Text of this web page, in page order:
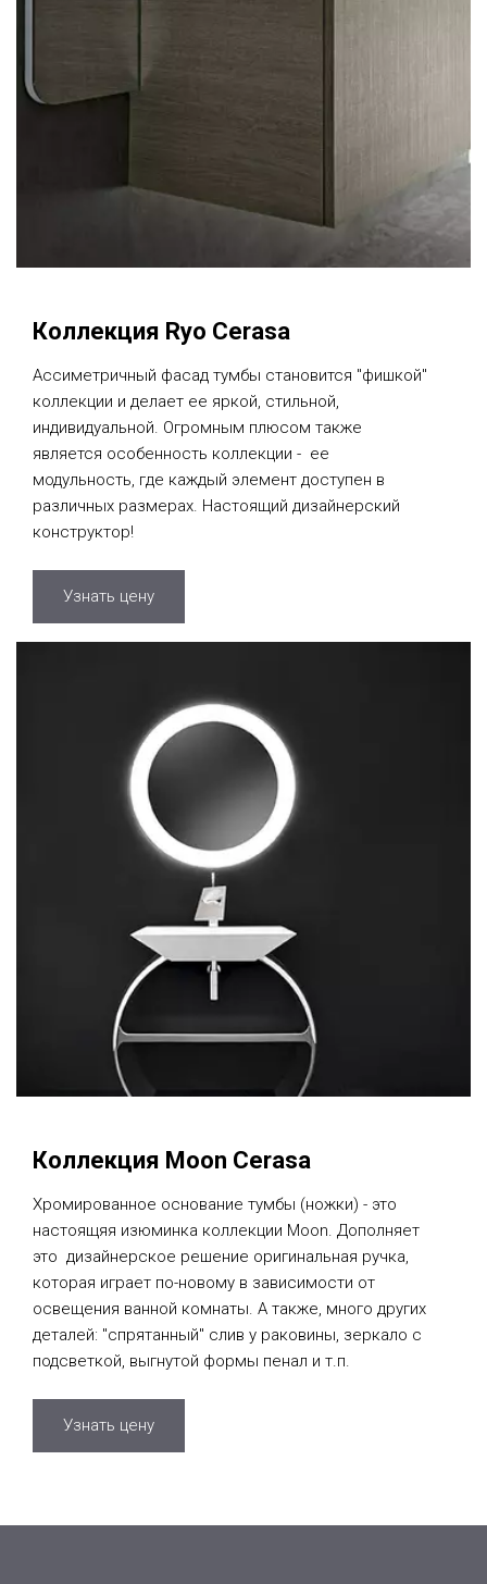
Коллекция Ryo Cerasa
Ассиметричный фасад тумбы становится "фишкой"
коллекции и делает ее яркой, стильной,
индивидуальной. Огромным плюсом также
является особенность коллекции - ее
модульность, где каждый элемент доступен в
различных размерах. Настоящий дизайнерский
конструктор!
Узнать цену
Коллекция Moon Cerasa
Хромированное основание тумбы (ножки) - это
настоящяя изюминка коллекции Moon. Дополняет
это дизайнерское решение оригинальная ручка,
которая играет по-новому в зависимости от
освещения ванной комнаты. А также, много других
деталей: "спрятанный" слив у раковины, зеркало с
подсветкой, выгнутой формы пенал и т.п.
Узнать цену